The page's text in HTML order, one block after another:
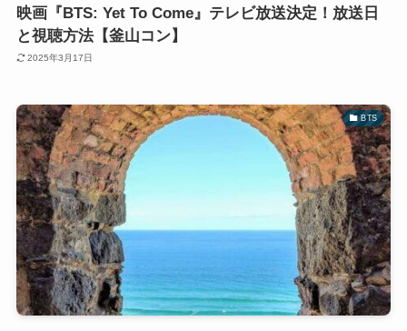
映画『BTS: Yet To Come』テレビ放送決定！放送日
と視聴方法【釜山コン】
2025年3月17日
BTS